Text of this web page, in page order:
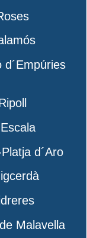
d´Empúries
d´Aro
Malavella